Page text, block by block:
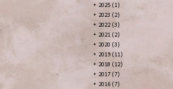
+ 2025 (1)
+ 2023 (2)
+ 2022 (3)
+ 2021 (2)
+ 2020 (3)
+ 2019 (11)
+ 2018 (12)
+ 2017 (7)
+ 2016 (7)